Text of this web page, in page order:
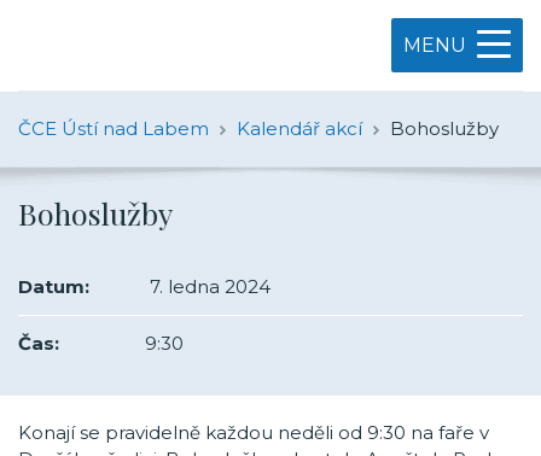
MENU
ČCE Ústí nad Labem Kalendář akcí Bohoslužby
Bohoslužby
Datum: 7. ledna 2024
Čas: 9:30
Konají se pravidelně každou neděli od 9:30 na faře v